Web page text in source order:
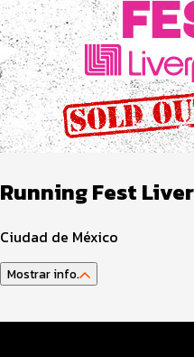
Running Fest
Ciudad de México
Mostrar info.